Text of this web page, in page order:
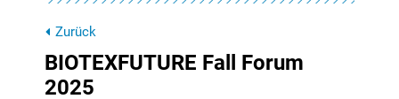
Zurück
BIOTEXFUTURE Fall Forum
2025